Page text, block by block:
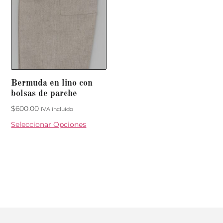
Bermuda en lino con
bolsas de parche
$600.00 IVA incluido
Seleccionar Opciones